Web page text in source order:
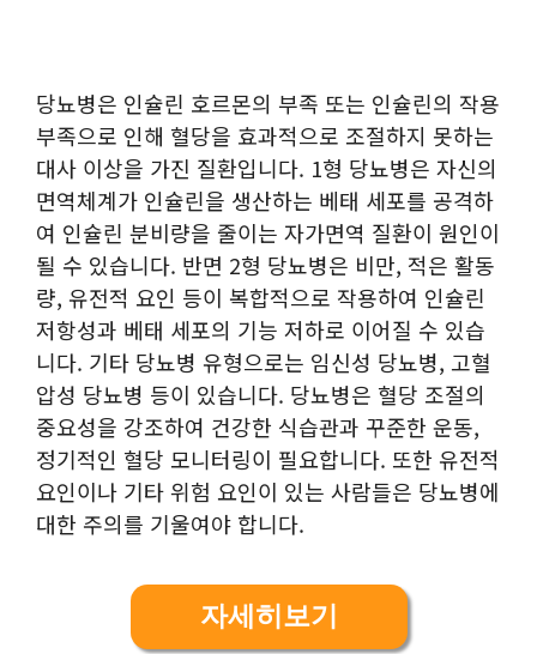
당뇨병은 인슐린 호르몬의 부족 또는 인슐린의 작용
부족으로 인해 혈당을 효과적으로 조절하지 못하는
대사 이상을 가진 질환입니다. 1형 당뇨병은 자신의
면역체계가 인슐린을 생산하는 베태 세포를 공격하
여 인슐린 분비량을 줄이는 자가면역 질환이 원인이
될 수 있습니다. 반면 2형 당뇨병은 비만, 적은 활동
량, 유전적 요인 등이 복합적으로 작용하여 인슐린
저항성과 베태 세포의 기능 저하로 이어질 수 있습
니다. 기타 당뇨병 유형으로는 임신성 당뇨병, 고혈
압성 당뇨병 등이 있습니다. 당뇨병은 혈당 조절의
중요성을 강조하여 건강한 식습관과 꾸준한 운동,
정기적인 혈당 모니터링이 필요합니다. 또한 유전적
요인이나 기타 위험 요인이 있는 사람들은 당뇨병에
대한 주의를 기울여야 합니다.
자세히보기